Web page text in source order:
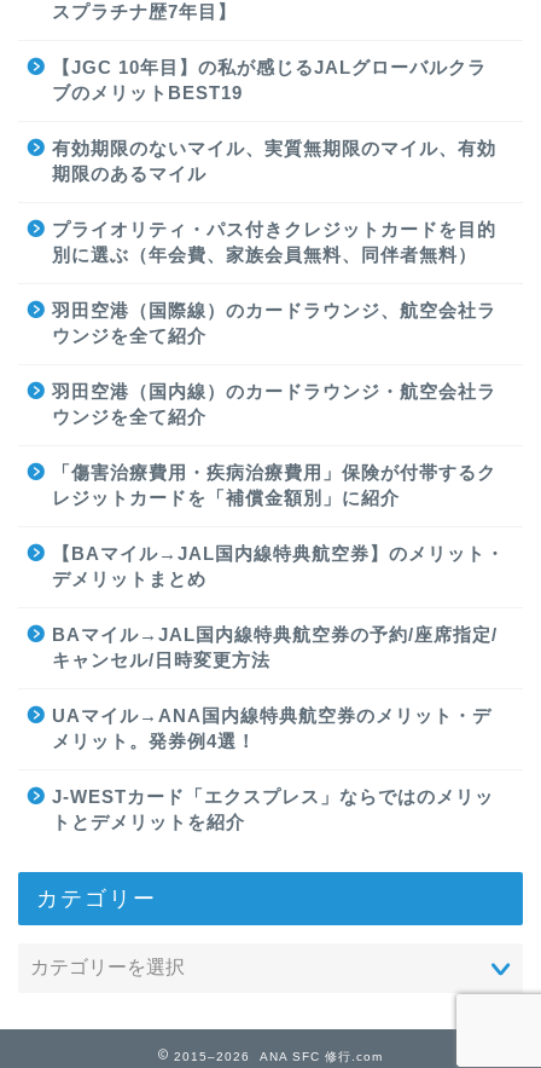
スプラチナ歴7年目】
【JGC 10年目】の私が感じるJALグローバルクラ
ブのメリットBEST19
有効期限のないマイル、実質無期限のマイル、有効
期限のあるマイル
プライオリティ・パス付きクレジットカードを目的
別に選ぶ（年会費、家族会員無料、同伴者無料）
羽田空港（国際線）のカードラウンジ、航空会社ラ
ウンジを全て紹介
羽田空港（国内線）のカードラウンジ・航空会社ラ
ウンジを全て紹介
「傷害治療費用・疾病治療費用」保険が付帯するク
レジットカードを「補償金額別」に紹介
【BAマイル→JAL国内線特典航空券】のメリット・
デメリットまとめ
BAマイル→JAL国内線特典航空券の予約/座席指定/
キャンセル/日時変更方法
UAマイル→ANA国内線特典航空券のメリット・デ
メリット。発券例4選！
J-WESTカード「エクスプレス」ならではのメリッ
トとデメリットを紹介
カテゴリー
2015–2026 ANA SFC 修行.com